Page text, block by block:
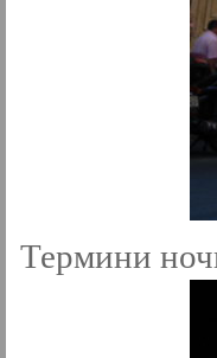
Термини